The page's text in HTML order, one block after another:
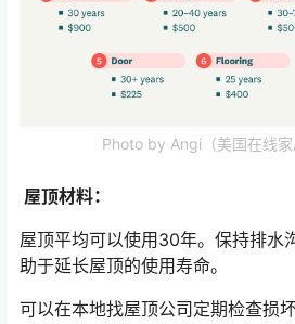
Photo by Angi（美国在线家
屋顶材料：
屋顶平均可以使用30年。保持排水
助于延长屋顶的使用寿命。
可以在本地找屋顶公司定期检查损